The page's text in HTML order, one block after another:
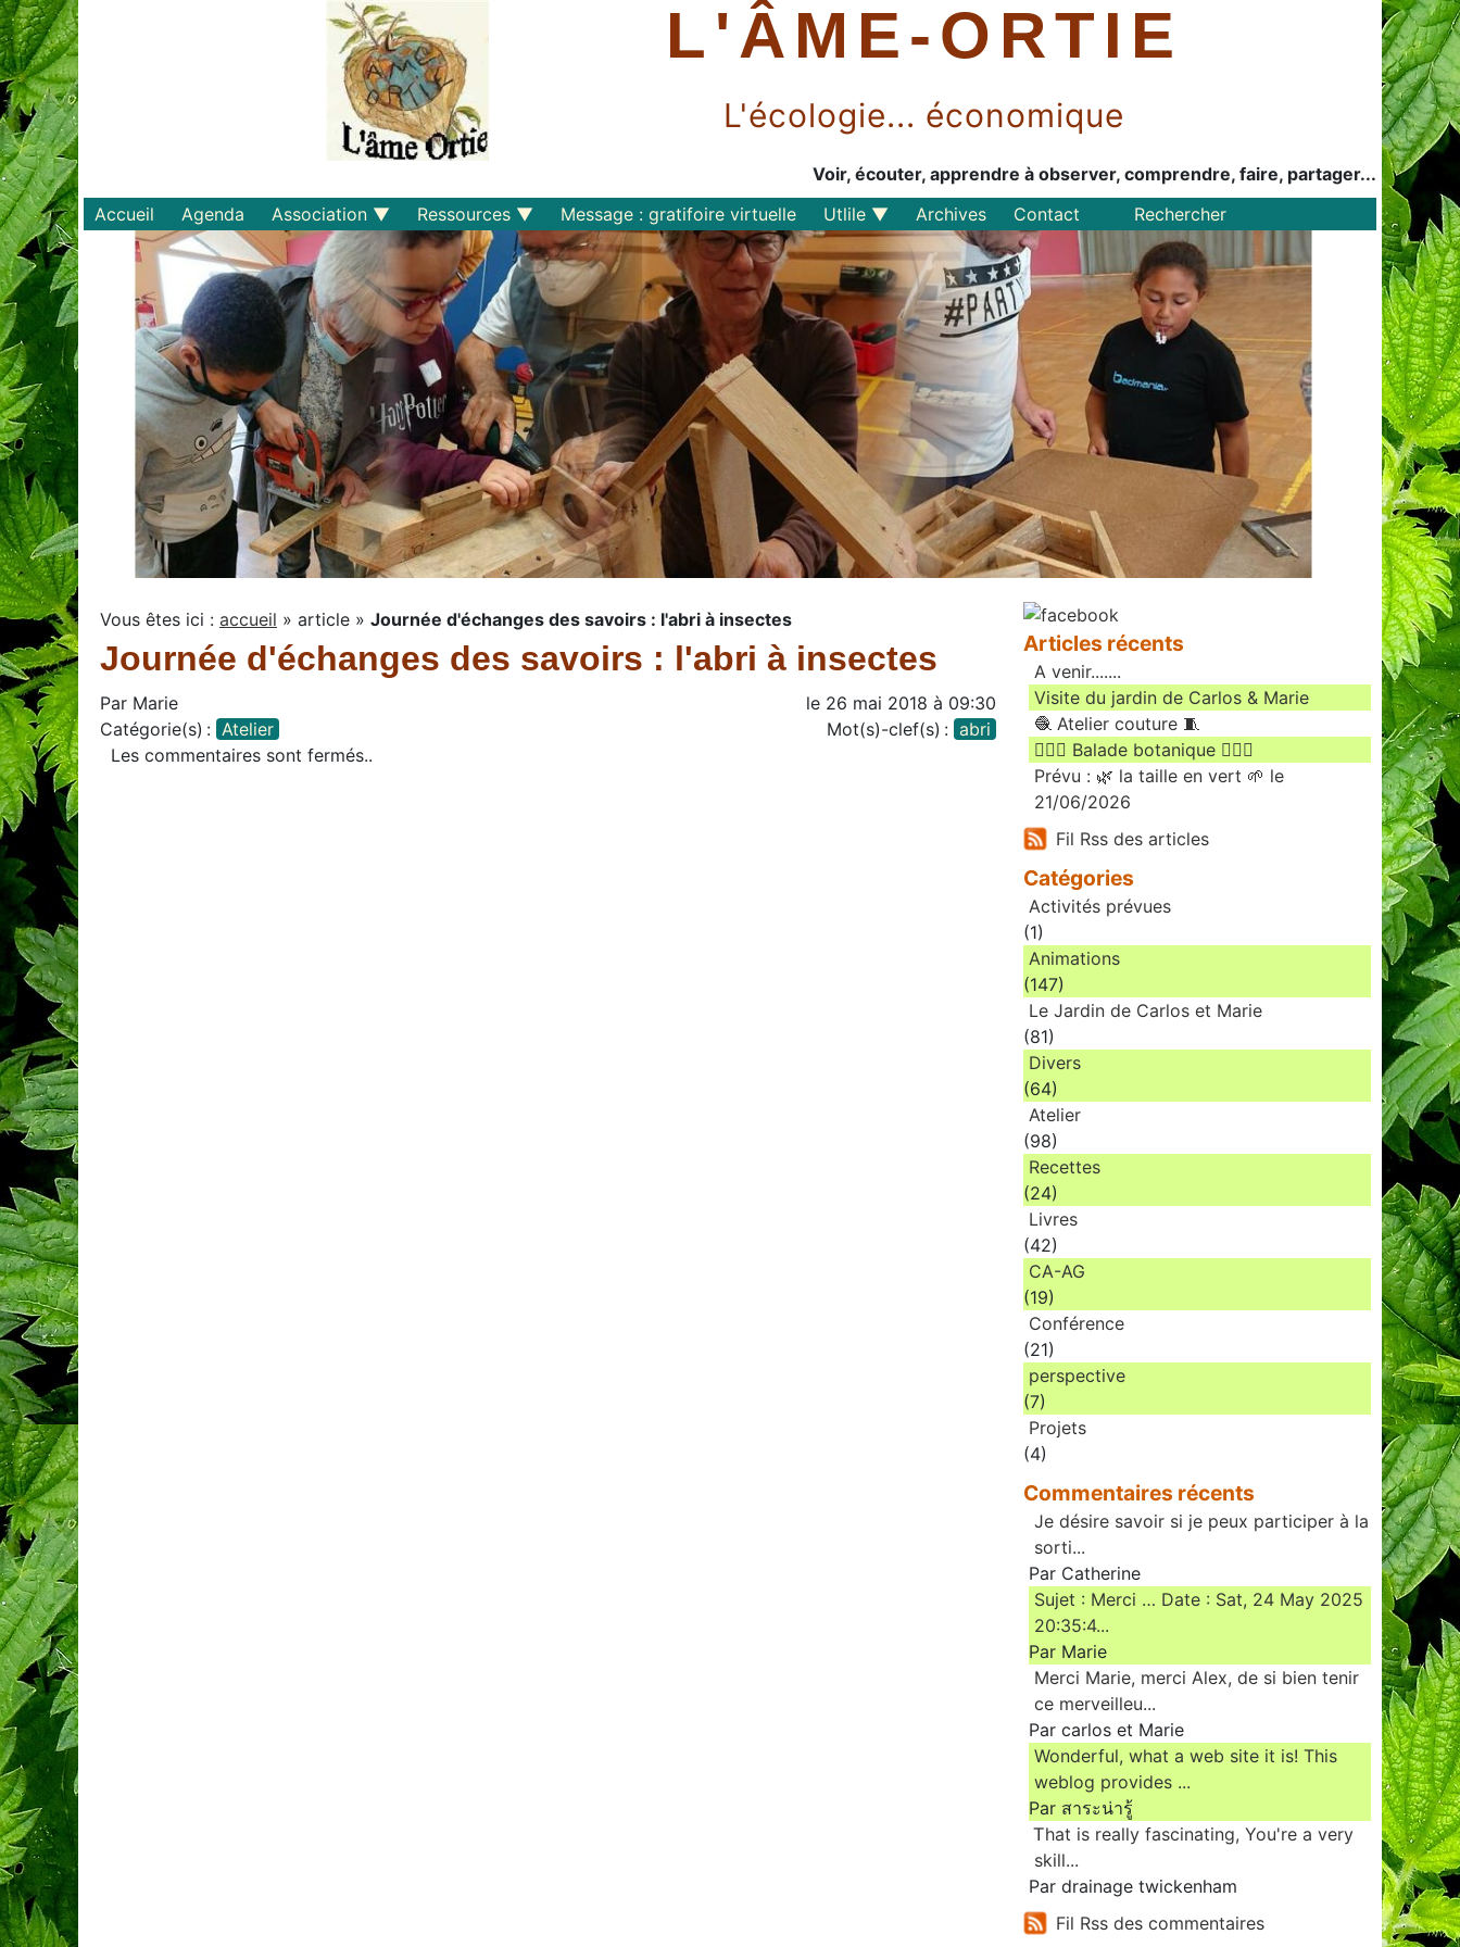
L'ÂME-ORTIE
L'écologie... économique
Voir, écouter, apprendre à observer, comprendre, faire, partager...
Accueil
Agenda
Association
Qui sommes-nous ?
Statuts et règlements
Adhérer
Documents
Plaquette
Bulletin d'adhésion
Ressources
Savoirs
Matériel
Livres
Recettes
Projets
Message : gratifoire virtuelle
Utlile
Outils libres
Liens
Perspective
Archives Contact Rechercher
Vous êtes ici : accueil » article » Journée d'échanges des savoirs : l'abri à insectes
Journée d'échanges des savoirs : l'abri à insectes
Par Marie le 26 mai 2018 à 09:30
Catégorie(s) : Atelier Mot(s)-clef(s) : abri
Les commentaires sont fermés..
Articles récents
A venir.......
Visite du jardin de Carlos & Marie
🧶 Atelier couture 🧵
🚶🏻‍♀️ Balade botanique 🚶🏻‍♂️
Prévu : 🌿 la taille en vert 🌱 le
21/06/2026
Fil Rss des articles
Catégories
Activités prévues
(1)
Animations
(147)
Le Jardin de Carlos et Marie
(81)
Divers
(64)
Atelier
(98)
Recettes
(24)
Livres
(42)
CA-AG
(19)
Conférence
(21)
perspective
(7)
Projets
(4)
Commentaires récents
Je désire savoir si je peux participer à la
sorti...
Par Catherine
Sujet : Merci … Date : Sat, 24 May 2025
20:35:4...
Par Marie
Merci Marie, merci Alex, de si bien tenir
ce merveilleu...
Par carlos et Marie
Wonderful, what a web site it is! This
weblog provides ...
Par สาระน่ารู้
Ꭲhat is really fascinating, You'rе a very
skill...
Par drainage twickenham
Fil Rss des commentaires